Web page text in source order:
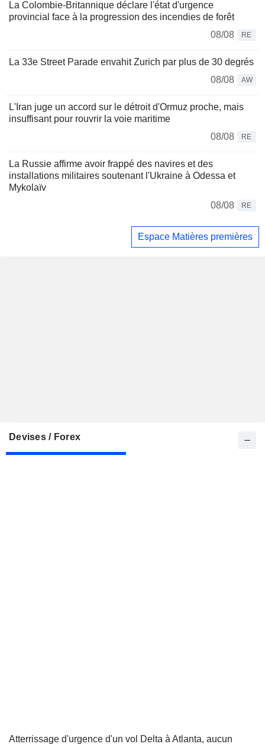
La Colombie-Britannique déclare l'état d'urgence
provincial face à la progression des incendies de forêt
08/08
RE
La 33e Street Parade envahit Zurich par plus de 30 degrés
08/08
AW
L'Iran juge un accord sur le détroit d'Ormuz proche, mais
insuffisant pour rouvrir la voie maritime
08/08
RE
La Russie affirme avoir frappé des navires et des
installations militaires soutenant l'Ukraine à Odessa et
Mykolaïv
08/08
RE
Espace Matières premières
Devises / Forex
Atterrissage d'urgence d'un vol Delta à Atlanta, aucun